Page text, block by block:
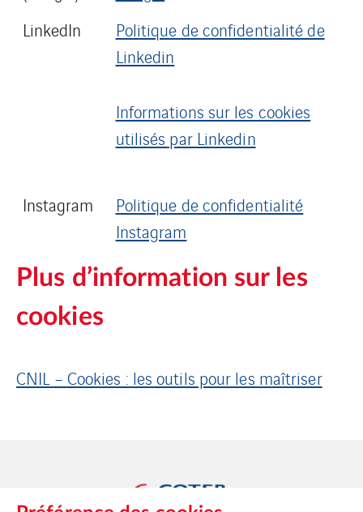
LinkedIn
Politique de confidentialité de
Linkedin
Informations sur les cookies
utilisés par Linkedin
Instagram
Politique de confidentialité
Instagram
Plus d’information sur les
cookies
CNIL – Cookies : les outils pour les maîtriser